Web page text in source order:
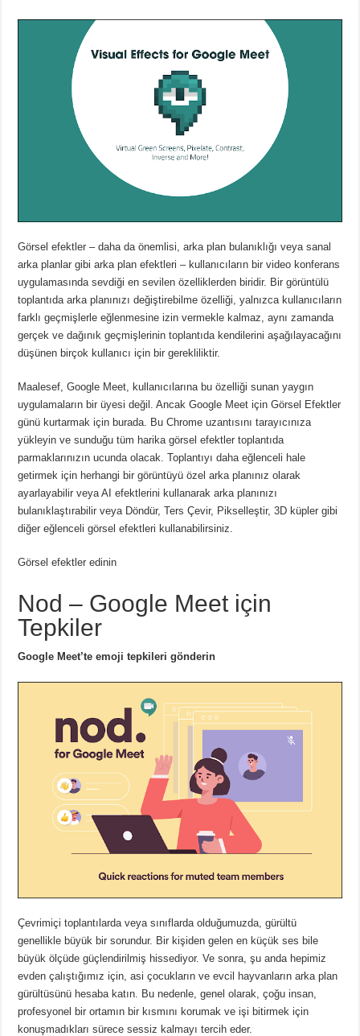
Görsel efektler – daha da önemlisi, arka plan bulanıklığı veya sanal
arka planlar gibi arka plan efektleri – kullanıcıların bir video konferans
uygulamasında sevdiği en sevilen özelliklerden biridir. Bir görüntülü
toplantıda arka planınızı değiştirebilme özelliği, yalnızca kullanıcıların
farklı geçmişlerle eğlenmesine izin vermekle kalmaz, aynı zamanda
gerçek ve dağınık geçmişlerinin toplantıda kendilerini aşağılayacağını
düşünen birçok kullanıcı için bir gerekliliktir.
Maalesef, Google Meet, kullanıcılarına bu özelliği sunan yaygın
uygulamaların bir üyesi değil.Ancak Google Meet için Görsel Efektler
günü kurtarmak için burada.
Bu Chrome uzantısını tarayıcınıza
yükleyin ve sunduğu tüm harika görsel efektler toplantıda
parmaklarınızın ucunda olacak.Toplantıyı daha eğlenceli hale
getirmek için herhangi bir görüntüyü özel arka planınız olarak
ayarlayabilir veya AI efektlerini kullanarak arka planınızı
bulanıklaştırabilir veya Döndür, Ters Çevir, Pikselleştir, 3D küpler gibi
diğer eğlenceli görsel efektleri kullanabilirsiniz.
Görsel efektler edinin
Nod – Google Meet için
Tepkiler
Google Meet’te emoji tepkileri gönderin
Çevrimiçi toplantılarda veya sınıflarda olduğumuzda, gürültü
genellikle büyük bir sorundur. Bir kişiden gelen en küçük ses bile
büyük ölçüde güçlendirilmiş hissediyor.Ve sonra, şu anda hepimiz
evden çalıştığımız için, asi çocukların ve evcil hayvanların arka plan
gürültüsünü hesaba katın.
Bu nedenle, genel olarak, çoğu insan,
profesyonel bir ortamın bir kısmını korumak ve işi bitirmek için
konuşmadıkları sürece sessiz kalmayı tercih eder.